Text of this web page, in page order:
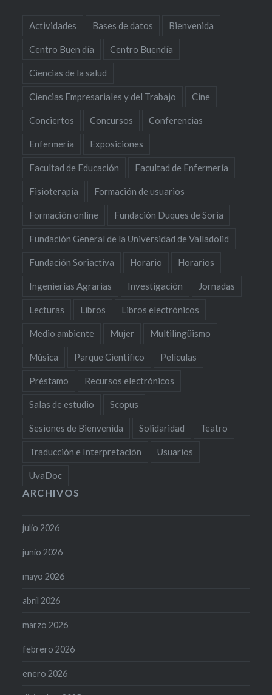
Actividades Bases de datos Bienvenida
Centro Buen día Centro Buendía
Ciencias de la salud
Ciencias Empresariales y del Trabajo Cine
Conciertos Concursos Conferencias
Enfermería Exposiciones
Facultad de Educación Facultad de Enfermería
Fisioterapia Formación de usuarios
Formación online Fundación Duques de Soria
Fundación General de la Universidad de Valladolid
Fundación Soriactiva Horario Horarios
Ingenierías Agrarias Investigación Jornadas
Lecturas Libros Libros electrónicos
Medio ambiente Mujer Multilingüismo
Música Parque Científico Películas
Préstamo Recursos electrónicos
Salas de estudio Scopus
Sesiones de Bienvenida Solidaridad Teatro
Traducción e Interpretación Usuarios
UvaDoc
ARCHIVOS
julio 2026
junio 2026
mayo 2026
abril 2026
marzo 2026
febrero 2026
enero 2026